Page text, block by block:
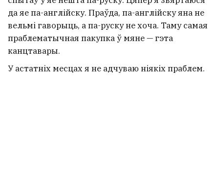
да яе па-англійску. Праўда, па-англійску яна не
вельмі гаворыць, а па-руску не хоча. Таму самая
праблематычная пакупка ў мяне — гэта
канцтавары.
У астатніх месцах я не адчуваю ніякіх праблем.